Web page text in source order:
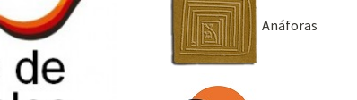
Anáforas